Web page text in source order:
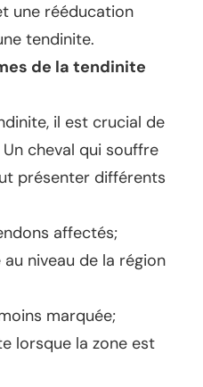
une rééducation
tendinite.
de la tendinite
il est crucial de
cheval qui souffre
présenter différents
affectés;
niveau de la région
marquée;
lorsque la zone est